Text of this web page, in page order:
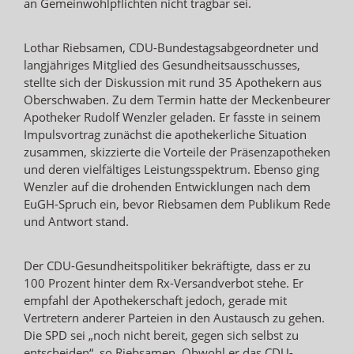
Lothar Riebsamen, CDU-Bundestagsabgeordneter und
langjähriges Mitglied des Gesundheitsausschusses,
stellte sich der Diskussion mit rund 35 Apothekern aus
Oberschwaben. Zu dem Termin hatte der Meckenbeurer
Apotheker Rudolf Wenzler geladen. Er fasste in seinem
Impulsvortrag zunächst die apothekerliche Situation
zusammen, skizzierte die Vorteile der Präsenzapotheken
und deren vielfältiges Leistungsspektrum. Ebenso ging
Wenzler auf die drohenden Entwicklungen nach dem
EuGH-Spruch ein, bevor Riebsamen dem Publikum Rede
und Antwort stand.
Der CDU-Gesundheitspolitiker bekräftigte, dass er zu
100 Prozent hinter dem Rx-Versandverbot stehe. Er
empfahl der Apothekerschaft jedoch, gerade mit
Vertretern anderer Parteien in den Austausch zu gehen.
Die SPD sei „noch nicht bereit, gegen sich selbst zu